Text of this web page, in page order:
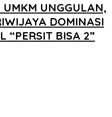
UNGGULAN,
DOMINASI
“PERSIT BISA 2”